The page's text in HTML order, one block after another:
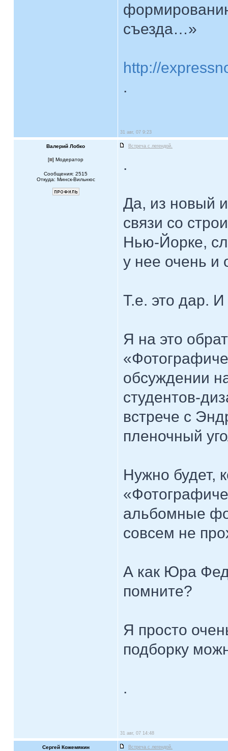
съезда…»
http://
.
31 авг, 07 9:23
Валерий Лобко Встреча с легендой.
[ ] Модератор
Сообщения: 2515
Откуда: Минск-Вильнюс
.
Да, из новый
связи со
Нью-Йорке,
у нее очень
Т.е. это дар. И
Я на это
обсуждении
студентов-
встрече с
пленочный
Нужно будет,
альбомные
совсем не
А как Юра
помните?
Я просто
подборку
.
31 авг, 07 14:48
Сергей Кожемякин Встреча с легендой.